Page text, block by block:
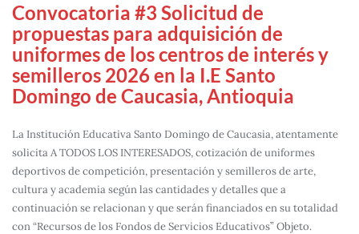
Convocatoria #3 Solicitud de
propuestas para adquisición de
uniformes de los centros de interés y
semilleros 2026 en la I.E Santo
Domingo de Caucasia, Antioquia
La Institución Educativa Santo Domingo de Caucasia, atentamente
solicita A TODOS LOS INTERESADOS, cotización de uniformes
deportivos de competición, presentación y semilleros de arte,
cultura y academia según las cantidades y detalles que a
continuación se relacionan y que serán financiados en su totalidad
con “Recursos de los Fondos de Servicios Educativos” Objeto.